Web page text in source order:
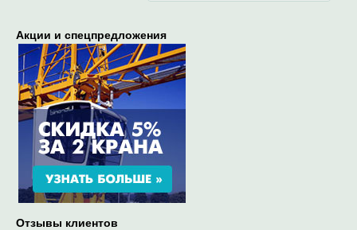
Акции и спецпредложения
Отзывы клиентов